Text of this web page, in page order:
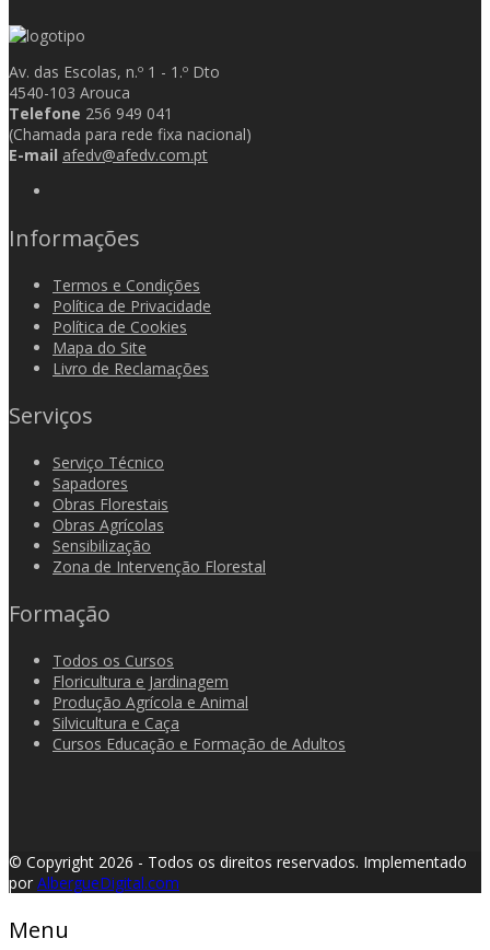
Av. das Escolas, n.º 1 - 1.º Dto
4540-103 Arouca
Telefone 256 949 041
(Chamada para rede fixa nacional)
E-mail afedv@afedv.com.pt
Informações
Termos e Condições
Política de Privacidade
Política de Cookies
Mapa do Site
Livro de Reclamações
Serviços
Serviço Técnico
Sapadores
Obras Florestais
Obras Agrícolas
Sensibilização
Zona de Intervenção Florestal
Formação
Todos os Cursos
Floricultura e Jardinagem
Produção Agrícola e Animal
Silvicultura e Caça
Cursos Educação e Formação de Adultos
© Copyright 2026 - Todos os direitos reservados. Implementado
por AlbergueDigital.com
Menu